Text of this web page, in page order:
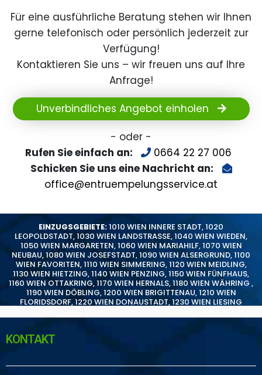
Für eine ausführliche Beratung stehen wir Ihnen
gerne telefonisch oder persönlich jederzeit zur
Verfügung!
Kontaktieren Sie uns – wir freuen uns auf Ihre
Anfrage!
Unverbindliches Angebot einholen
- oder -
Rufen Sie einfach an:
0664 22 27 006
Schicken Sie uns eine Nachricht an:
office@entruempelungsservice.at
EINZUGSGEBIETE:1010 WIEN INNERE STADT,1020
LEOPOLDSTADT,1030 WIEN LANDSTRASSE,1040 WIEN WIEDEN,
1050 WIEN MARGARETEN,1060 WIEN MARIAHILF,1070 WIEN
NEUBAU,1080 WIEN JOSEFSTADT,1090 WIEN ALSERGRUND,1100
WIEN FAVORITEN,1110 WIEN SIMMERING,1120 WIEN MEIDLING,
1130 WIEN HIETZING,1140 WIEN PENZING,1150 WIEN FÜNFHAUS,
1160 WIEN OTTAKRING,1170 WIEN HERNALS,1180 WIEN WÄHRING ,
1190 WIEN DÖBLING,1200 WIEN BRIGITTENAU,1210 WIEN
FLORIDSDORF,1220 WIEN DONAUSTADT,1230 WIEN LIESING
KONTAKT